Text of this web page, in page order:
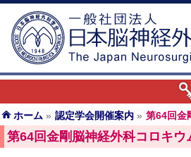
ホーム » 認定学会開催案内 » 第64回金
第64回金剛脳神経外科コロキウ